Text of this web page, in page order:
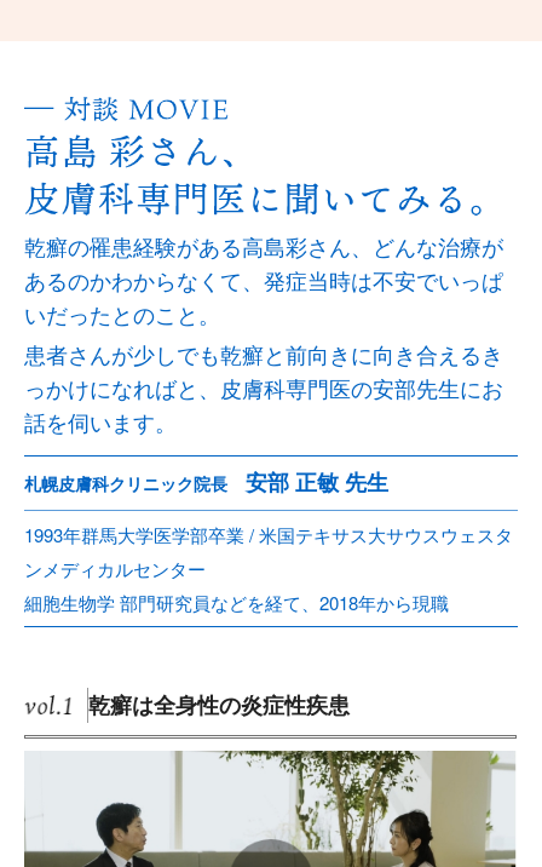
乾癬の罹患経験がある高島彩さん、どんな治療が
あるのかわからなくて、発症当時は不安でいっぱ
いだったとのこと。
患者さんが少しでも乾癬と前向きに向き合えるき
っかけになればと、皮膚科専門医の安部先生にお
話を伺います。
札幌皮膚科クリニック院長 安部 正敏 先生
1993年群馬大学医学部卒業 / 米国テキサス大サウスウェスタ
ンメディカルセンター
細胞生物学 部門研究員などを経て、2018年から現職
乾癬は全身性の炎症性疾患